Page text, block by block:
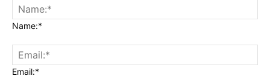
Name:*
Email:*